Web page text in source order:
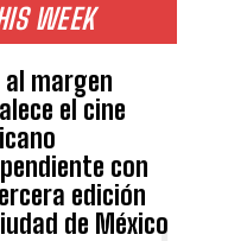
WEEK
al margen
el cine
con
edición
de México